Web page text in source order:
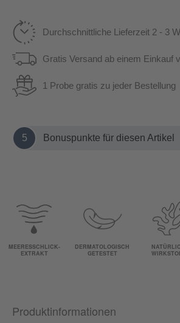
Durchschnittliche Lieferzeit 2 - 3
Gratis Versand ab einem Einkauf
1 Probe gratis zu jeder Bestellung
5 Bonuspunkte für diesen Artikel
MEERESSCHLICK-
EXTRAKT
DERMATOLOGISCH
GETESTET
Produktinformationen